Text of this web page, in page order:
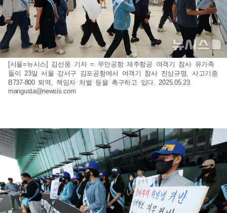
[서울=뉴시스] 김선웅 기자 = 무안공항 제주항공 여객기 참사 유가족
들이 23일 서울 강서구 김포공항에서 여객기 참사 진상규명, 사고기종
B737-800 퇴역, 책임자 처벌 등을 촉구하고 있다. 2025.05.23.
mangusta@newsis.com